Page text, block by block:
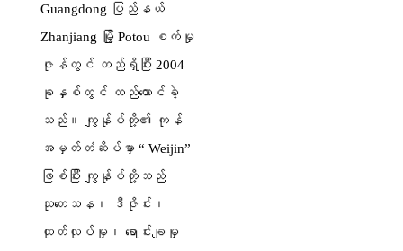
Guangdong ပြည်နယ်
Zhanjiang မြို့ Potou စက်မှု
ဇုန်တွင် တည်ရှိပြီး 2004
ခုနှစ်တွင် တည်ထောင်ခဲ့
သည်။ ကျွန်ုပ်တို့၏ ကုန်
အမှတ်တံဆိပ်မှာ “ Weijin”
ဖြစ်ပြီး ကျွန်ုပ်တို့သည်
သုတေသန၊ ဒီဇိုင်း၊
ထုတ်လုပ်မှု၊ ရောင်းချမှု